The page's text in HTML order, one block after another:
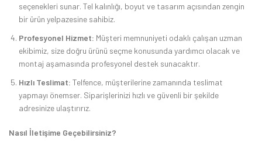
seçenekleri sunar. Tel kalınlığı, boyut ve tasarım açısından zengin
bir ürün yelpazesine sahibiz.
Profesyonel Hizmet: Müşteri memnuniyeti odaklı çalışan uzman
ekibimiz, size doğru ürünü seçme konusunda yardımcı olacak ve
montaj aşamasında profesyonel destek sunacaktır.
Hızlı Teslimat: Telfence, müşterilerine zamanında teslimat
yapmayı önemser. Siparişlerinizi hızlı ve güvenli bir şekilde
adresinize ulaştırırız.
Nasıl İletişime Geçebilirsiniz?